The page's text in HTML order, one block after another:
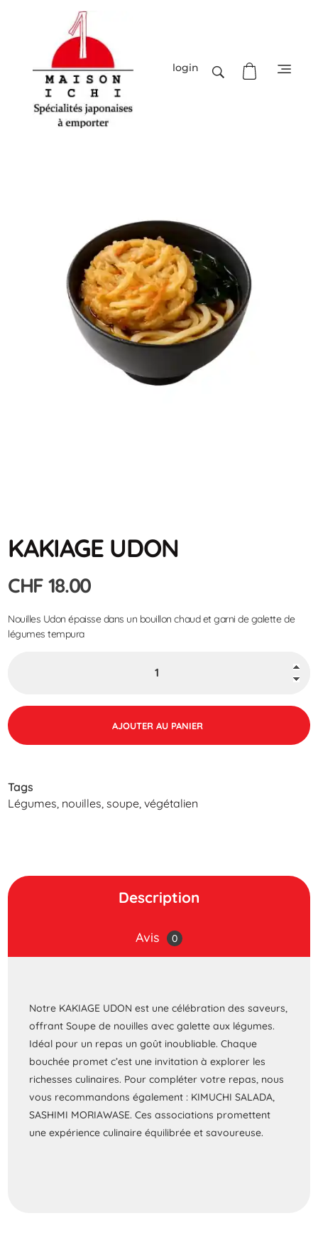
login
KAKIAGE UDON
CHF 18.00
Nouilles Udon épaisse dans un bouillon chaud et garni de galette de
légumes tempura
AJOUTER AU PANIER
Tags
Légumes, nouilles,soupe,végétalien
Description
Avis 0
Notre KAKIAGE UDON est une célébration des saveurs,
offrant Soupe de nouilles avec galette aux légumes.
Idéal pour un repas un goût inoubliable. Chaque
bouchée promet c’est une invitation à explorer les
richesses culinaires. Pour compléter votre repas, nous
vous recommandons également : KIMUCHI SALADA,
SASHIMI MORIAWASE. Ces associations promettent
une expérience culinaire équilibrée et savoureuse.